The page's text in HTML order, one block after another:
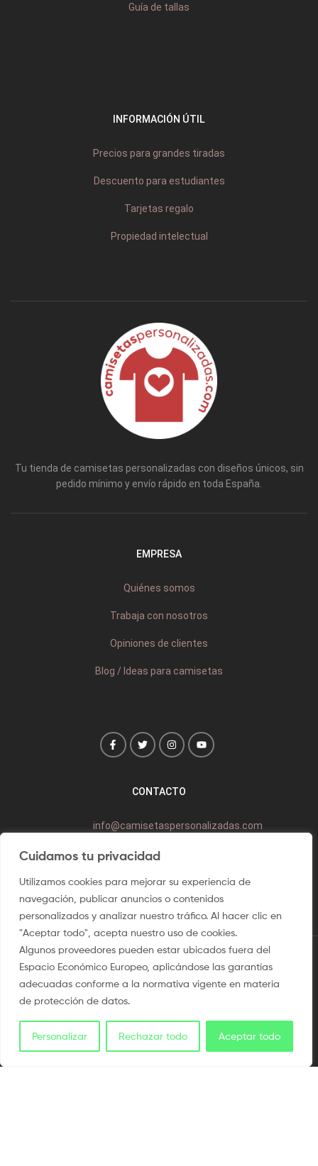
Guía de tallas
INFORMACIÓN ÚTIL
Precios para grandes tiradas
Descuento para estudiantes
Tarjetas regalo
Propiedad intelectual
Tu tienda de camisetas personalizadas con diseños únicos, sin
pedido mínimo y envío rápido en toda España.
EMPRESA
Quiénes somos
Trabaja con nosotros
Opiniones de clientes
Blog / Ideas para camisetas
CONTACTO
info@camisetaspersonalizadas.com
TALLER: C/ Coll 29, Barcelona
OFICINAS : C/ Torreciudad 15, Barbastro
Pago 100% seguro· Tarjeta, PayPal, Bizum y pago a plazos con
Klarna
Cuidamos tu privacidad
Utilizamos cookies para mejorar su experiencia de
navegación, publicar anuncios o contenidos
personalizados y analizar nuestro tráfico. Al hacer clic en
"Aceptar todo", acepta nuestro uso de cookies.
Algunos proveedores pueden estar ubicados fuera del
Espacio Económico Europeo, aplicándose las garantías
adecuadas conforme a la normativa vigente en materia
de protección de datos.
Personalizar Rechazar todo Aceptar todo